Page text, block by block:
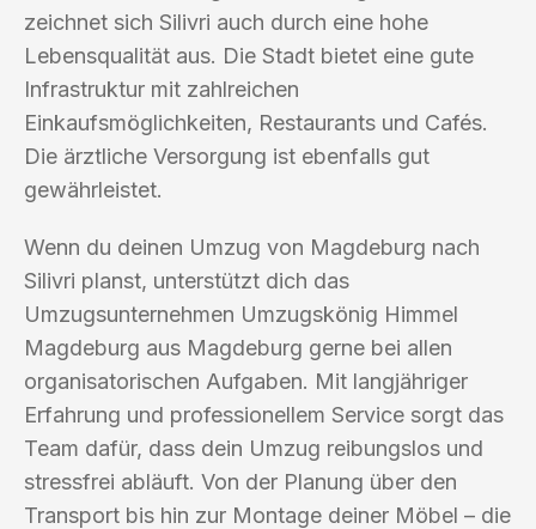
zeichnet sich Silivri auch durch eine hohe
Lebensqualität aus. Die Stadt bietet eine gute
Infrastruktur mit zahlreichen
Einkaufsmöglichkeiten, Restaurants und Cafés.
Die ärztliche Versorgung ist ebenfalls gut
gewährleistet.
Wenn du deinen Umzug von Magdeburg nach
Silivri planst, unterstützt dich das
Umzugsunternehmen Umzugskönig Himmel
Magdeburg aus Magdeburg gerne bei allen
organisatorischen Aufgaben. Mit langjähriger
Erfahrung und professionellem Service sorgt das
Team dafür, dass dein Umzug reibungslos und
stressfrei abläuft. Von der Planung über den
Transport bis hin zur Montage deiner Möbel – die